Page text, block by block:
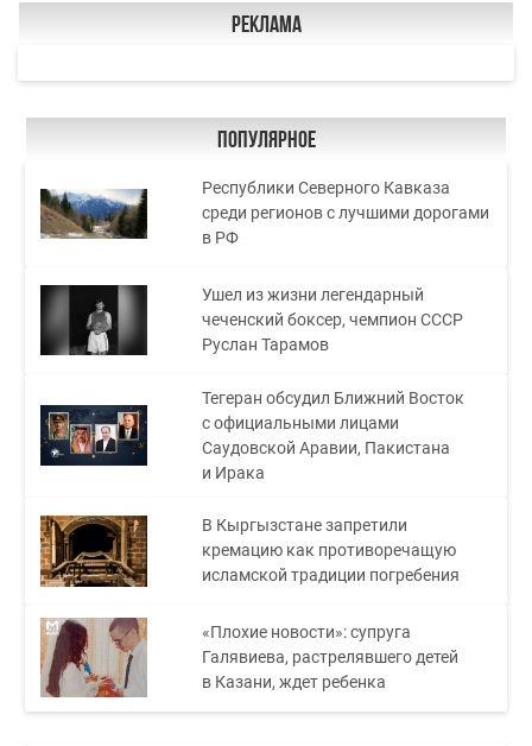
Реклама
Популярное
Республики Северного Кавказа
среди регионов с лучшими дорогами
в РФ
Ушел из жизни легендарный
чеченский боксер, чемпион СССР
Руслан Тарамов
Тегеран обсудил Ближний Восток
с официальными лицами
Саудовской Аравии, Пакистана
и Ирака
В Кыргызстане запретили
кремацию как противоречащую
исламской традиции погребения
«Плохие новости»: супруга
Галявиева, растрелявшего детей
в Казани, ждет ребенка